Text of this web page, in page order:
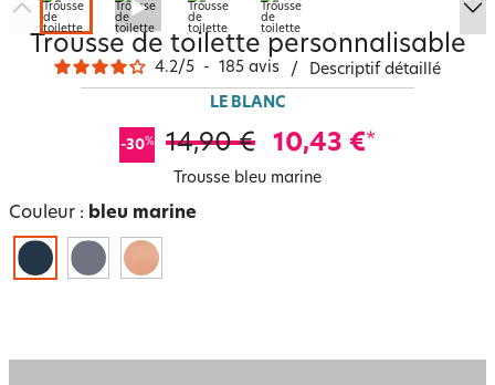
Trousse de toilette personnalisable
4.2/5 - 185 avis / Descriptif détaillé
LE BLANC
-30% 14,90 € 10,43 €*
Trousse bleu marine
Couleur : bleu marine